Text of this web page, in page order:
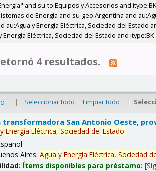
and su-to:Equipos y Accesorios and
de Energía and su-geo:Argentina and
y Energía Eléctrica, Sociedad del
Eléctrica, Sociedad del Estado and
4 resultados.
| Seleccionar todo Limpiar todo |
transformadora San Antonio Oeste,
y Energía Eléctrica, Sociedad delEstado.
Aires:Agua y Energía Eléctrica, Sociedad
Ítems disponibles para préstamo: